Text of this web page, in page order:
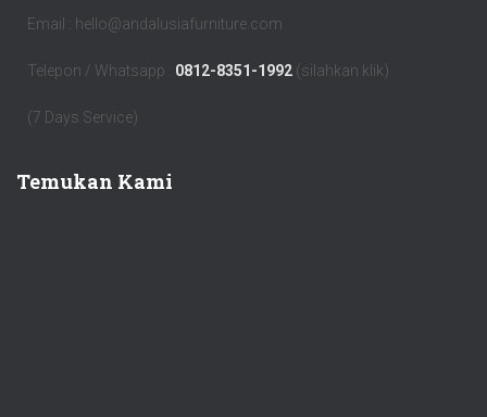
Email : hello@andalusiafurniture.com
Telepon / Whatsapp : 0812-8351-1992 (silahkan klik)
(7 Days Service)
Temukan Kami